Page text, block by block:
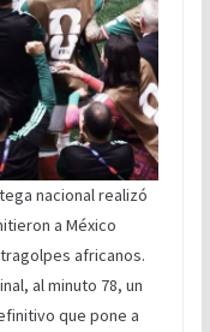
nacional realizó
a México
africanos.
al minuto 78, un
que pone a